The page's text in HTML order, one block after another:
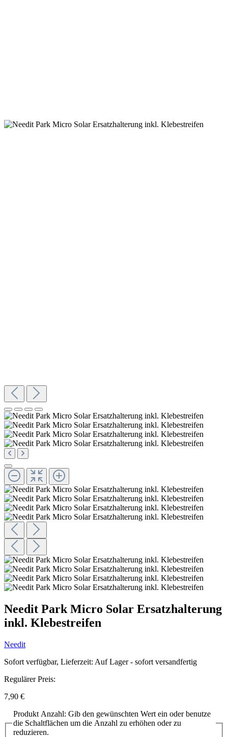
Needit Park Micro Solar Ersatzhalterung
inkl. Klebestreifen
Needit
Sofort verfügbar, Lieferzeit: Auf Lager - sofort versandfertig
Regulärer Preis:
7,90 €
Produkt Anzahl: Gib den gewünschten Wert ein oder benutze
die Schaltflächen um die Anzahl zu erhöhen oder zu
reduzieren.